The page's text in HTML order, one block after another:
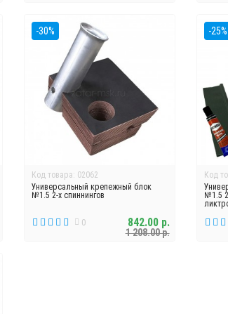
-30%
Код товара: 02062
Универсальный крепежный блок
№1.5 2-х спиннингов
0
1 208.00 р.
842.00 р.
-25%
Код
№1.5